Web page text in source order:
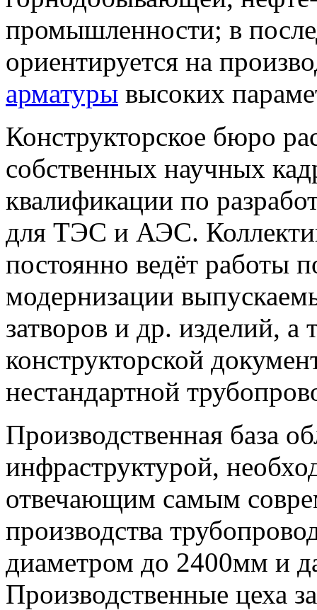
промышленности; в
ориентируется на
арматуры высоких
Конструкторское бюро
собственных научных
квалификации по
для ТЭС и АЭС.
постоянно ведёт работы
модернизации
затворов и др. изделий, а
конструкторской
нестандартной
Производственная база
инфраструктурой,
отвечающим самым
производства
диаметром до 2400мм и
Производственные